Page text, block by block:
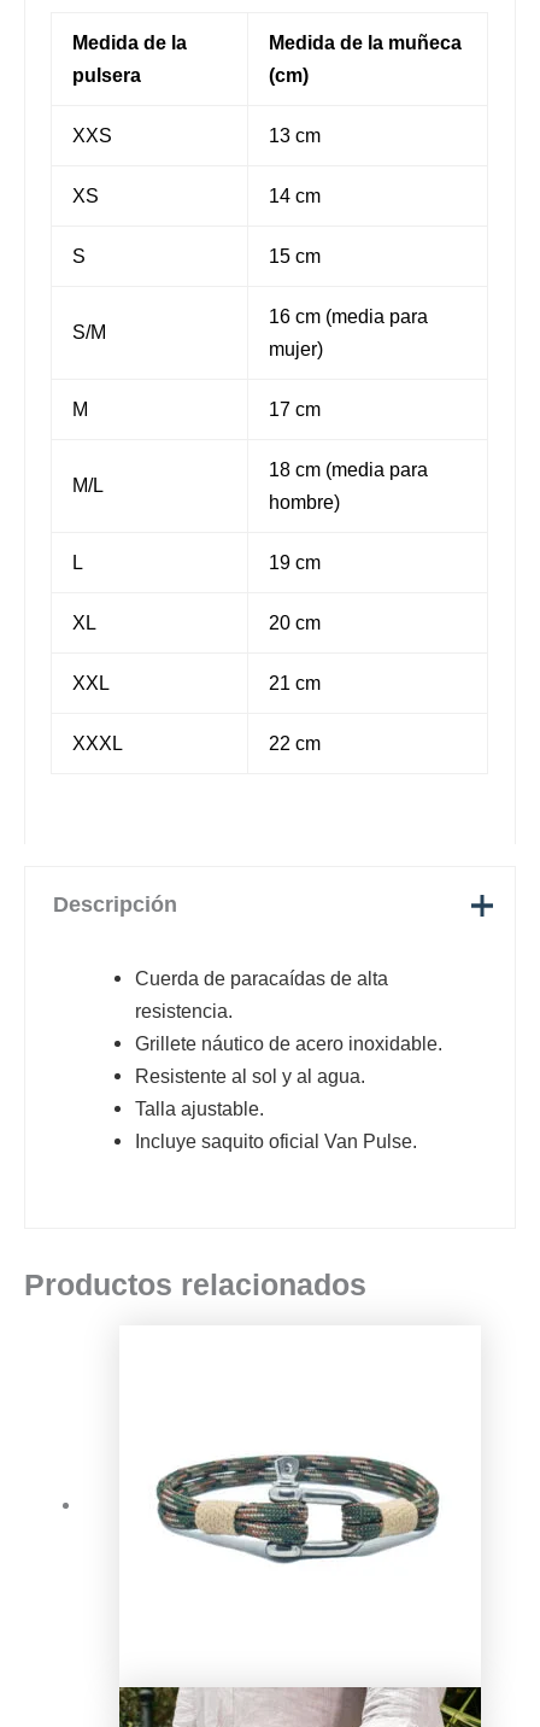
Medida de la
pulsera
Medida de la muñeca
(cm)
XXS 13 cm
XS 14 cm
S 15 cm
S/M
16 cm (media para
mujer)
M 17 cm
M/L
18 cm (media para
hombre)
L 19 cm
XL 20 cm
XXL 21 cm
XXXL 22 cm
Descripción
Cuerda de paracaídas de alta
resistencia.
Grillete náutico de acero inoxidable.
Resistente al sol y al agua.
Talla ajustable.
Incluye saquito oficial Van Pulse.
Productos relacionados